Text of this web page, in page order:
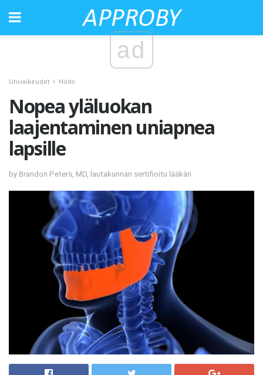
ad
Univaikeudet Hoito
Nopea yläluokan
laajentaminen uniapnea
lapsille
by Brandon Peters, MD, lautakunnan sertifioitu lääkäri